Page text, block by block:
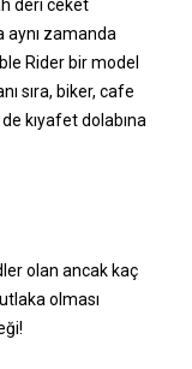
deri ceket
aynı zamanda
Rider bir model
sıra, biker, cafe
kıyafet dolabına
olan ancak kaç
olması